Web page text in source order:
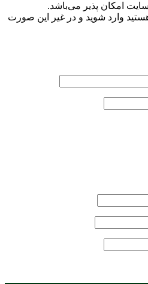
می‌باشد.
و در غیر این صورت